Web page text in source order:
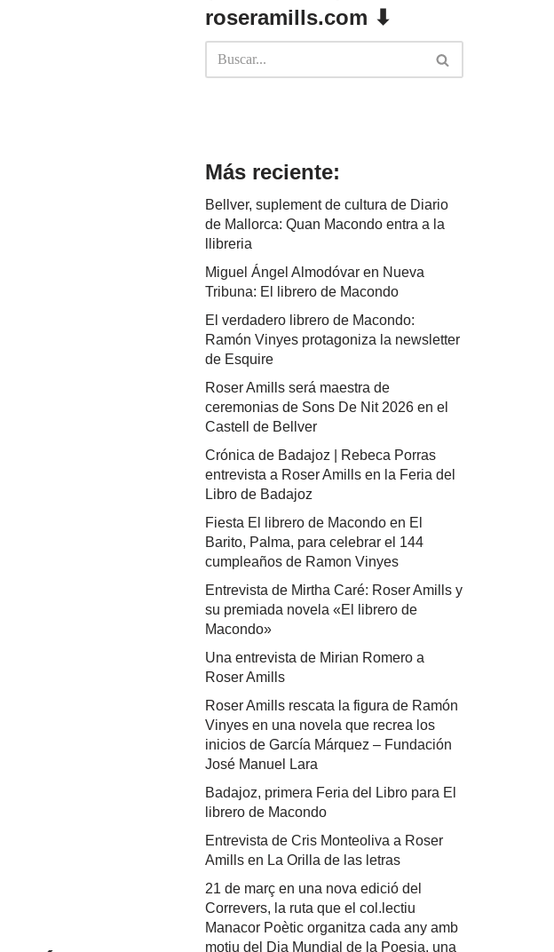
roseramills.com ⬇
Más reciente:
Bellver, suplement de cultura de Diario
de Mallorca: Quan Macondo entra a la
llibreria
Miguel Ángel Almodóvar en Nueva
Tribuna: El librero de Macondo
El verdadero librero de Macondo:
Ramón Vinyes protagoniza la newsletter
de Esquire
Roser Amills será maestra de
ceremonias de Sons De Nit 2026 en el
Castell de Bellver
Crónica de Badajoz | Rebeca Porras
entrevista a Roser Amills en la Feria del
Libro de Badajoz
Fiesta El librero de Macondo en El
Barito, Palma, para celebrar el 144
cumpleaños de Ramon Vinyes
Entrevista de Mirtha Caré: Roser Amills y
su premiada novela «El librero de
Macondo»
Una entrevista de Mirian Romero a
Roser Amills
Roser Amills rescata la figura de Ramón
Vinyes en una novela que recrea los
inicios de García Márquez – Fundación
José Manuel Lara
Badajoz, primera Feria del Libro para El
librero de Macondo
Entrevista de Cris Monteoliva a Roser
Amills en La Orilla de las letras
21 de març en una nova edició del
Correvers, la ruta que el col.lectiu
Manacor Poètic organitza cada any amb
motiu del Dia Mundial de la Poesia, una